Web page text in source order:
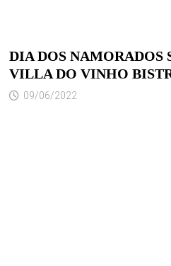
DIA DOS NAMORADOS
VILLA DO VINHO
09/06/2022